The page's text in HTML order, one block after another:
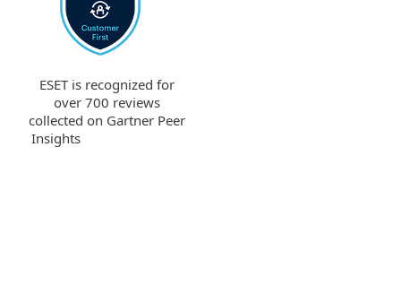
ESET is recognized for
over 700 reviews
collected on Gartner Peer
Insights